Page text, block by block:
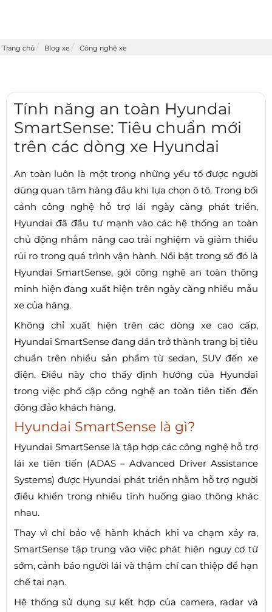
Trang chủ Blog xe Công nghệ xe
Tính năng an toàn Hyundai
SmartSense: Tiêu chuẩn mới
trên các dòng xe Hyundai
An toàn luôn là một trong những yếu tố được người
dùng quan tâm hàng đầu khi lựa chọn ô tô. Trong bối
cảnh công nghệ hỗ trợ lái ngày càng phát triển,
Hyundai đã đầu tư mạnh vào các hệ thống an toàn
chủ động nhằm nâng cao trải nghiệm và giảm thiểu
rủi ro trong quá trình vận hành. Nổi bật trong số đó là
Hyundai SmartSense, gói công nghệ an toàn thông
minh hiện đang xuất hiện trên ngày càng nhiều mẫu
xe của hãng.
Không chỉ xuất hiện trên các dòng xe cao cấp,
Hyundai SmartSense đang dần trở thành trang bị tiêu
chuẩn trên nhiều sản phẩm từ sedan, SUV đến xe
điện. Điều này cho thấy định hướng của Hyundai
trong việc phổ cập công nghệ an toàn tiên tiến đến
đông đảo khách hàng.
Hyundai SmartSense là gì?
Hyundai SmartSense là tập hợp các công nghệ hỗ trợ
lái xe tiên tiến (ADAS – Advanced Driver Assistance
Systems) được Hyundai phát triển nhằm hỗ trợ người
điều khiển trong nhiều tình huống giao thông khác
nhau.
Thay vì chỉ bảo vệ hành khách khi va chạm xảy ra,
SmartSense tập trung vào việc phát hiện nguy cơ từ
sớm, cảnh báo người lái và thậm chí can thiệp để hạn
chế tai nạn.
Hệ thống sử dụng sự kết hợp của camera, radar và